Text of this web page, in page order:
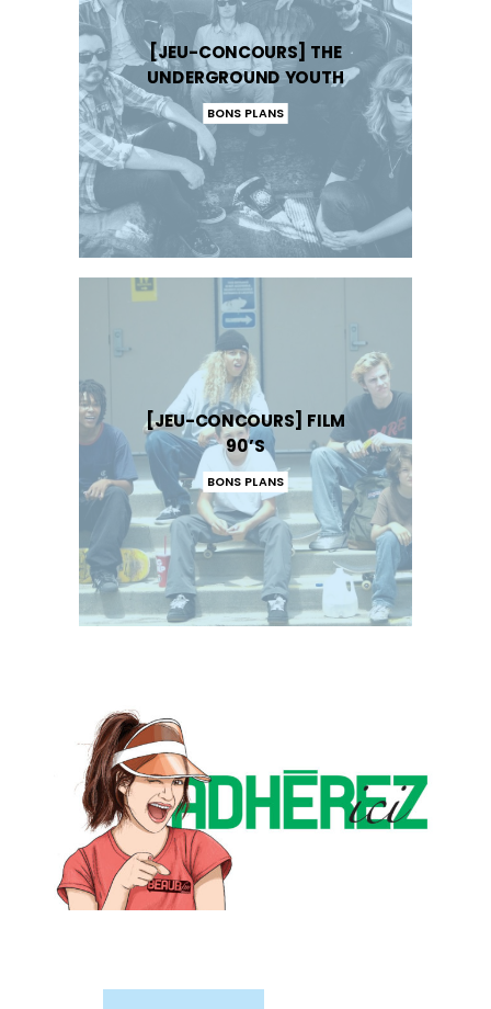
[JEU-CONCOURS] THE
UNDERGROUND YOUTH
BONS PLANS
[JEU-CONCOURS] FILM
90’S
BONS PLANS